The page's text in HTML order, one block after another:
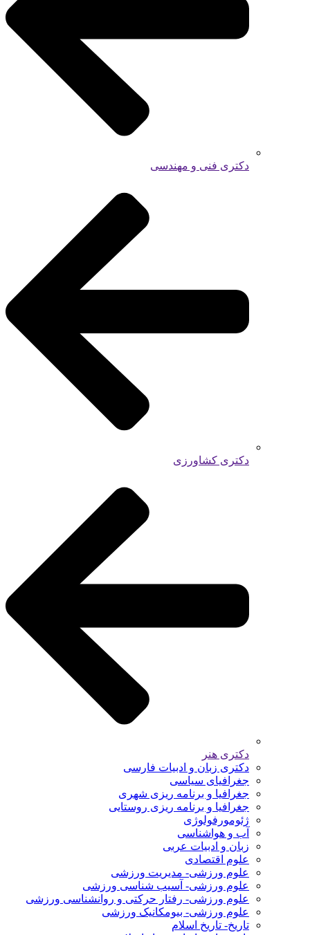
دکتری فنی و مهندسی
دکتری کشاورزی
دکتری هنر
دکتری زبان و ادبیات فارسی
جغرافیای سیاسی
جغرافیا و برنامه ریزی شهری
جغرافیا و برنامه ریزی روستایی
ژئومورفولوژی
آب و هواشناسی
زبان و ادبیات عربی
علوم اقتصادی
علوم ورزشی- مدیریت ورزشی
علوم ورزشی- آسیب شناسی ورزشی
علوم ورزشی- رفتار حرکتی و روانشناسی ورزشی
علوم ورزشی- بیومکانیک ورزشی
تاریخ- تاریخ اسلام